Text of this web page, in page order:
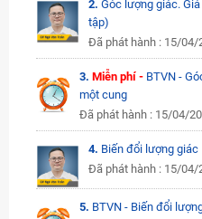
2. Góc lượng giác.
tập)
Đã phát hành : 15/04/
3.Miễn phí - BTVN -
một cung
Đã phát hành : 15/04/
4. Biến đổi lượng giác
Đã phát hành : 15/04/
5. BTVN - Biến đổi